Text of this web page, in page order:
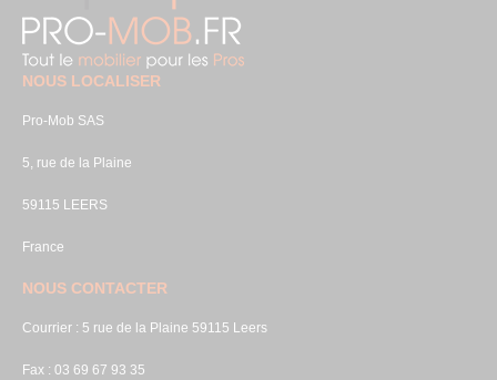
NOUS LOCALISER
Pro-Mob SAS
5, rue de la Plaine
59115 LEERS
France
NOUS CONTACTER
Courrier : 5 rue de la Plaine 59115 Leers
Fax : 03 69 67 93 35